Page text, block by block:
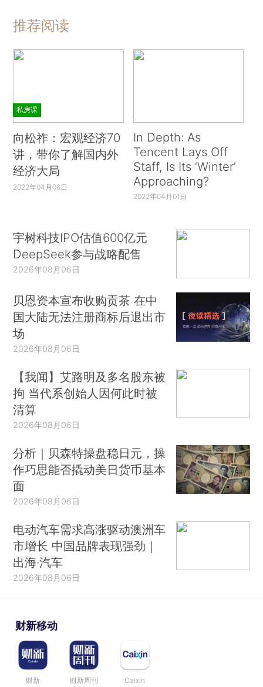
推荐阅读
私房课
向松祚：宏观经济70
讲，带你了解国内外
经济大局
2022年04月06日
In Depth: As
Tencent Lays Off
Staff, Is Its ‘Winter’
Approaching?
2022年04月01日
宇树科技IPO估值600亿元
DeepSeek参与战略配售
2026年08月06日
贝恩资本宣布收购贡茶 在中
国大陆无法注册商标后退出市
场
2026年08月06日
【我闻】艾路明及多名股东被
拘 当代系创始人因何此时被
清算
2026年08月06日
分析｜贝森特操盘稳日元，操
作巧思能否撬动美日货币基本
面
2026年08月06日
电动汽车需求高涨驱动澳洲车
市增长 中国品牌表现强劲｜
出海·汽车
2026年08月06日
财新移动
财新 财新周刊 Caixin